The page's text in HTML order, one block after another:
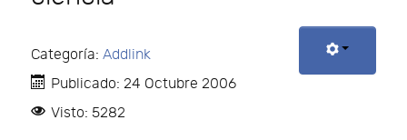
Categoría: Addlink
Publicado: 24 Octubre 2006
Visto: 5282